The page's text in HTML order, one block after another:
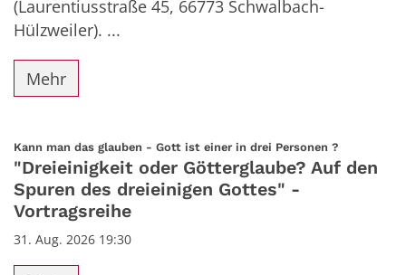
(Laurentiusstraße 45, 66773 Schwalbach-
Hülzweiler). ...
Mehr
Kann man das glauben - Gott ist einer in drei Personen ?
"Dreieinigkeit oder Götterglaube? Auf den
Spuren des dreieinigen Gottes" -
Vortragsreihe
31. Aug. 2026 19:30